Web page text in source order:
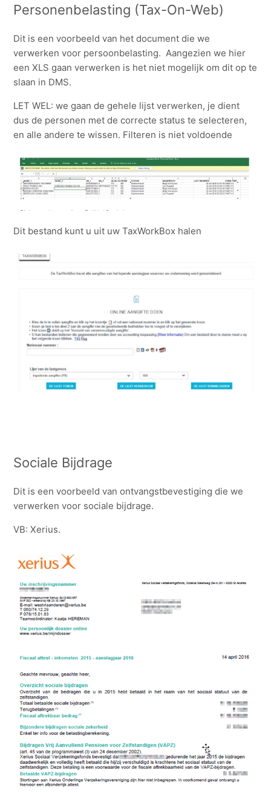
Personenbelasting (Tax-On-Web)
Dit is een voorbeeld van het document die we
verwerken voor persoonbelasting. Aangezien we hier
een XLS gaan verwerken is het niet mogelijk om dit op te
slaan in DMS.
LET WEL: we gaan de gehele lijst verwerken, je dient
dus de personen met de correcte status te selecteren,
en alle andere te wissen. Filteren is niet voldoende
Dit bestand kunt u uit uw TaxWorkBox halen
Sociale Bijdrage
Dit is een voorbeeld van ontvangstbevestiging die we
verwerken voor sociale bijdrage.
VB: Xerius.